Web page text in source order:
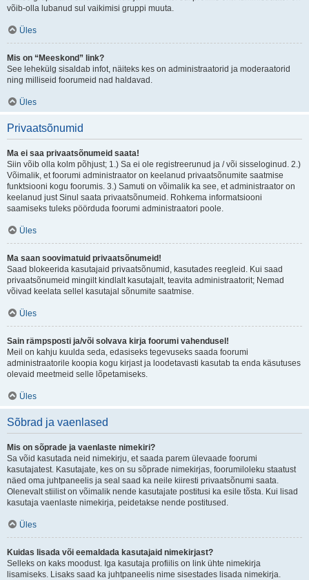
võib-olla lubanud sul vaikimisi gruppi muuta.
Üles
Mis on “Meeskond” link?
See lehekülg sisaldab infot, näiteks kes on administraatorid ja moderaatorid
ning milliseid foorumeid nad haldavad.
Üles
Privaatsõnumid
Ma ei saa privaatsõnumeid saata!
Siin võib olla kolm põhjust; 1.) Sa ei ole registreerunud ja / või sisseloginud. 2.)
Võimalik, et foorumi administraator on keelanud privaatsõnumite saatmise
funktsiooni kogu foorumis. 3.) Samuti on võimalik ka see, et administraator on
keelanud just Sinul saata privaatsõnumeid. Rohkema informatsiooni
saamiseks tuleks pöörduda foorumi administraatori poole.
Üles
Ma saan soovimatuid privaatsõnumeid!
Saad blokeerida kasutajaid privaatsõnumid, kasutades reegleid. Kui saad
privaatsõnumeid mingilt kindlalt kasutajalt, teavita administraatorit; Nemad
võivad keelata sellel kasutajal sõnumite saatmise.
Üles
Sain rämpsposti ja/või solvava kirja foorumi vahendusel!
Meil on kahju kuulda seda, edasiseks tegevuseks saada foorumi
administraatorile koopia kogu kirjast ja loodetavasti kasutab ta enda käsutuses
olevaid meetmeid selle lõpetamiseks.
Üles
Sõbrad ja vaenlased
Mis on sõprade ja vaenlaste nimekiri?
Sa võid kasutada neid nimekirju, et saada parem ülevaade foorumi
kasutajatest. Kasutajate, kes on su sõprade nimekirjas, foorumiloleku staatust
näed oma juhtpaneelis ja seal saad ka neile kiiresti privaatsõnumi saata.
Olenevalt stiilist on võimalik nende kasutajate postitusi ka esile tõsta. Kui lisad
kasutaja vaenlaste nimekirja, peidetakse nende postitused.
Üles
Kuidas lisada või eemaldada kasutajaid nimekirjast?
Selleks on kaks moodust. Iga kasutaja profiilis on link ühte nimekirja
lisamiseks. Lisaks saad ka juhtpaneelis nime sisestades lisada nimekirja.